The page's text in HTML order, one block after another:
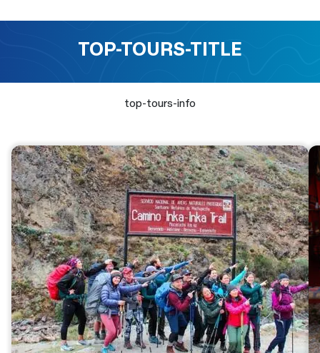
TOP-TOURS-TITLE
top-tours-info